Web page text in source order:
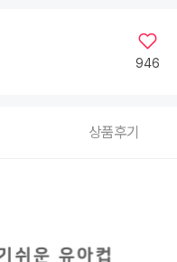
946
상품후기